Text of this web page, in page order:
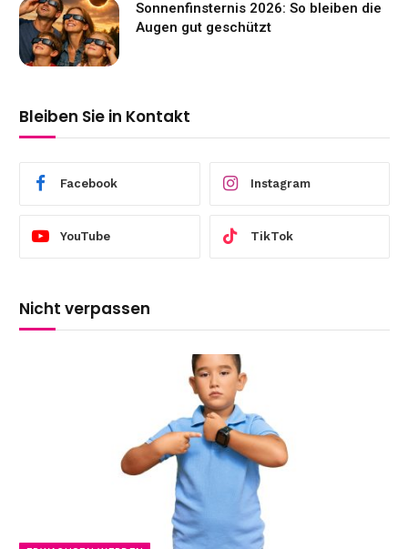
Sonnenfinsternis 2026: So bleiben die
Augen gut geschützt
Bleiben Sie in Kontakt
Facebook Instagram
YouTube TikTok
Nicht verpassen